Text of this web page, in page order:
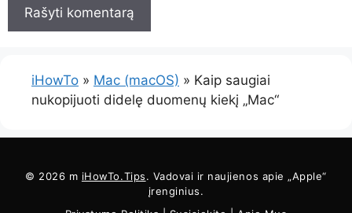
iHowTo » Mac (macOS) » Kaip saugiai
nukopijuoti didelę duomenų kiekį „Mac“
© 2026 m iHowTo.Tips. Vadovai ir naujienos apie „Apple“
įrenginius.